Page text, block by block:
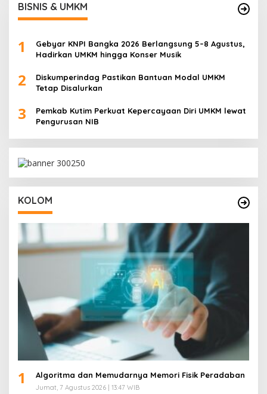
BISNIS & UMKM
1
Gebyar KNPI Bangka 2026 Berlangsung 5–8 Agustus,
Hadirkan UMKM hingga Konser Musik
2
Diskumperindag Pastikan Bantuan Modal UMKM
Tetap Disalurkan
3
Pemkab Kutim Perkuat Kepercayaan Diri UMKM lewat
Pengurusan NIB
KOLOM
1 Algoritma dan Memudarnya Memori Fisik Peradaban
Jumat, 7 Agustus 2026 | 13:47 WIB